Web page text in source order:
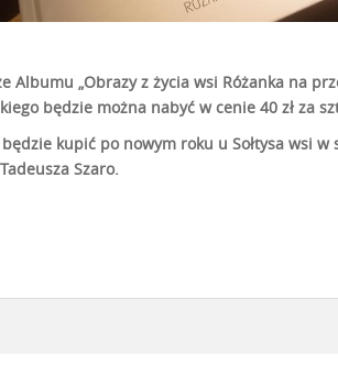
Albumu „Obrazy z życia wsi Różanka na
będzie można nabyć w cenie 40 zł za
kupić po nowym roku u Sołtysa wsi w
Szaro.